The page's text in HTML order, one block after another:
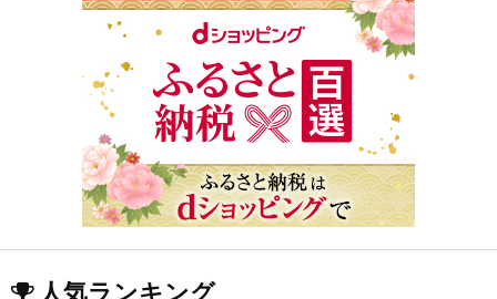
人気ランキング